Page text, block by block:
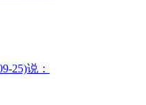
25)说：